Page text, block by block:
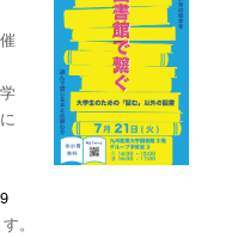
。